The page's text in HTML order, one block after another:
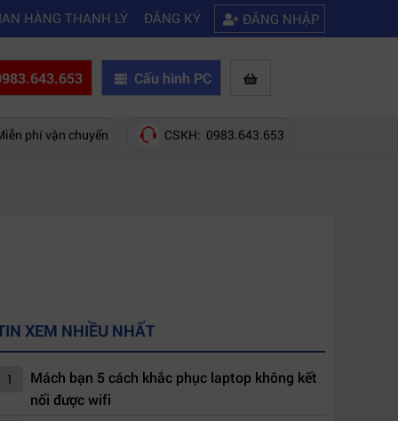
nào?|Mách bạn 5 cách khắc phục laptop không kết nối được wifi
HÀNG THANH LÝ ĐĂNG KÝ ĐĂNG NHẬP
Cấu hình PC
phí vận chuyển CSKH: 0983.643.653
XEM NHIỀU NHẤT
1
Mách bạn 5 cách khắc phục laptop không kết
nối được wifi